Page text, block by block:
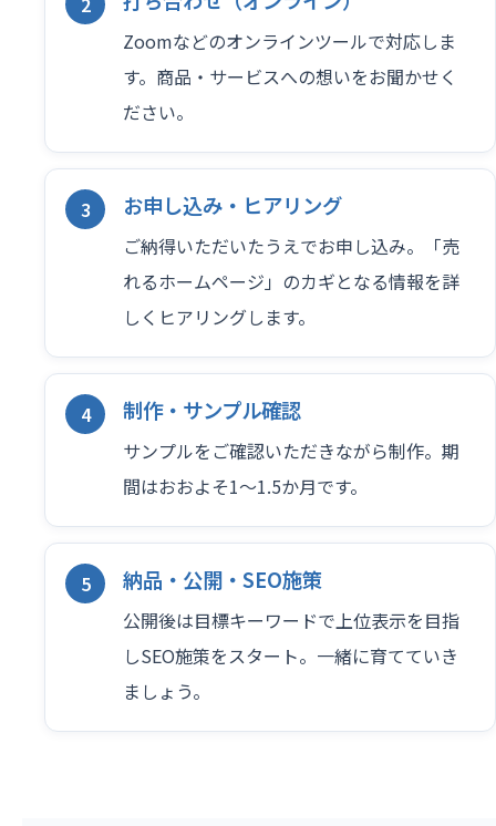
Zoomなどのオンラインツールで対応しま
す。商品・サービスへの想いをお聞かせく
ださい。
お申し込み・ヒアリング
ご納得いただいたうえでお申し込み。「売
れるホームページ」のカギとなる情報を詳
しくヒアリングします。
制作・サンプル確認
サンプルをご確認いただきながら制作。期
間はおおよそ1〜1.5か月です。
納品・公開・SEO施策
公開後は目標キーワードで上位表示を目指
しSEO施策をスタート。一緒に育てていき
ましょう。